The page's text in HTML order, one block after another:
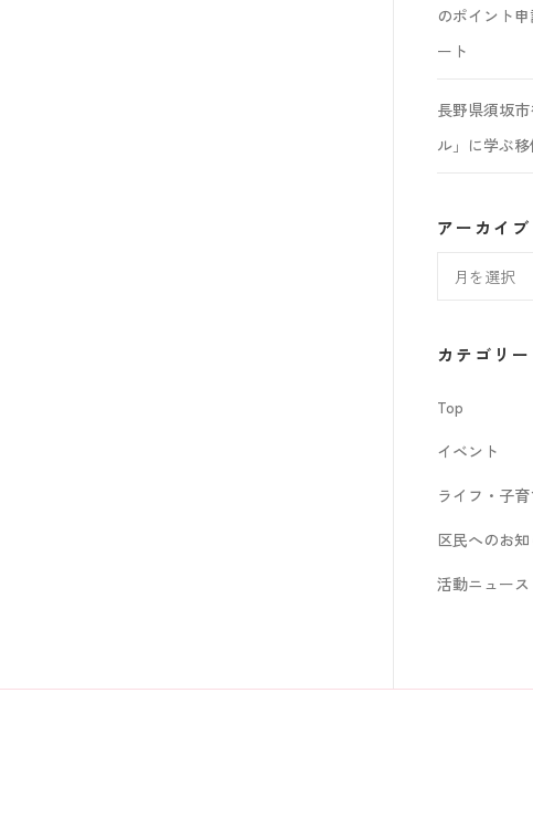
のポイント
ート
長野県須坂
ル」に学ぶ
アーカイブ
ブ
カテゴリー
Top
イベント
ライフ・子育
区民へのお
活動ニュース